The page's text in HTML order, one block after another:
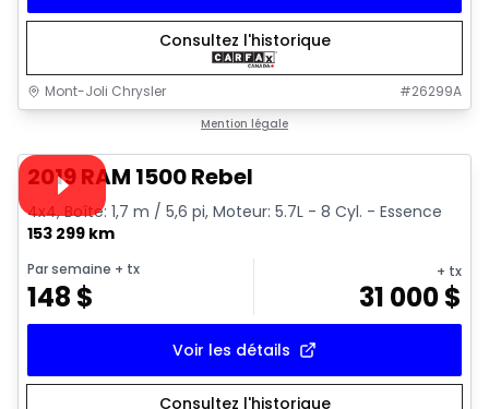
Consultez l'historique
Mont-Joli Chrysler #26299A
Mention légale
Vidéo disponible
2019 RAM 1500 Rebel
4x4, Boîte: 1,7 m / 5,6 pi, Moteur: 5.7L - 8 Cyl. - Essence
153 299 km
Par semaine + tx
148 $
+ tx
31 000$
Voir les détails
Consultez l'historique